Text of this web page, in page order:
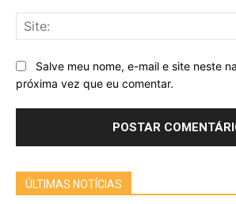
Salve meu nome, e-mail e site neste
próxima vez que eu comentar.
ÚLTIMAS NOTÍCIAS